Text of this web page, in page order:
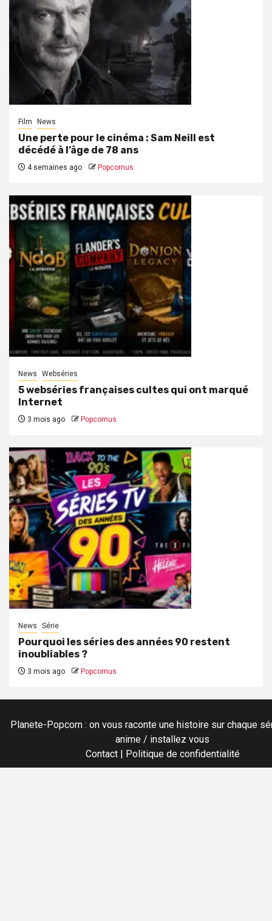
Film News
Une perte pour le cinéma : Sam Neill est
décédé à l’âge de 78 ans
4 semaines ago Popcornus
News Webséries
5 webséries françaises cultes qui ont marqué
Internet
3 mois ago Popcornus
News Série
Pourquoi les séries des années 90 restent
inoubliables ?
3 mois ago Popcornus
Planete-Popcorn : on vous raconte une histoire sur chaque
anime / installez vous
Contact| Politique de confidentialité